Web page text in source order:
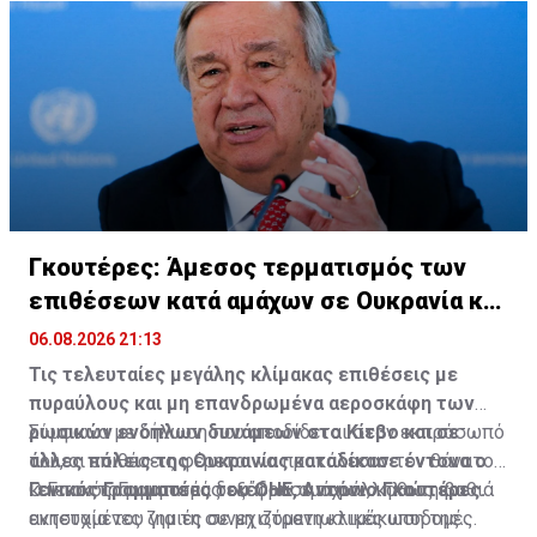
Γκουτέρες: Άμεσος τερματισμός των
επιθέσεων κατά αμάχων σε Ουκρανία και
Ρωσία
06.08.2026 21:13
Τις τελευταίες μεγάλης κλίμακας επιθέσεις με
πυραύλους και μη επανδρωμένα αεροσκάφη των
ρωσικών ενόπλων δυνάμεων στο Κίεβο και σε
άλλες πόλεις της Ουκρανίας καταδίκασε έντονα ο
Γενικός Γραμματέας του ΟΗΕ, Αντόνιο Γκουτέρες.
Σύμφωνα με δήλωση που αποδίδεται στον εκπρόσωπό
του, οι επιθέσεις φέρεται να προκάλεσαν τον θάνατο
και τον τραυματισμό δεκάδων αμάχων, καθώς και
εκτεταμένες ζημιές σε μη στρατιωτικές υποδομές.
Ο Γενικός Γραμματέας εξέφρασε παράλληλα τη βαθιά
ανησυχία του για τη συνεχιζόμενη κλιμάκωση της